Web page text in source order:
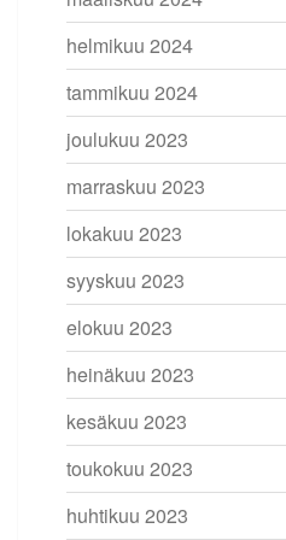
helmikuu 2024
tammikuu 2024
joulukuu 2023
marraskuu 2023
lokakuu 2023
syyskuu 2023
elokuu 2023
heinäkuu 2023
kesäkuu 2023
toukokuu 2023
huhtikuu 2023